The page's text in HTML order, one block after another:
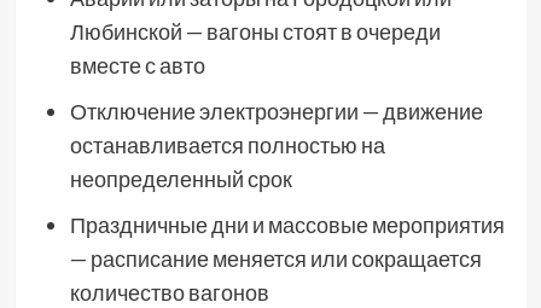
Любинской — вагоны стоят в очереди
вместе с авто
Отключение электроэнергии — движение
останавливается полностью на
неопределенный срок
Праздничные дни и массовые мероприятия
— расписание меняется или сокращается
количество вагонов